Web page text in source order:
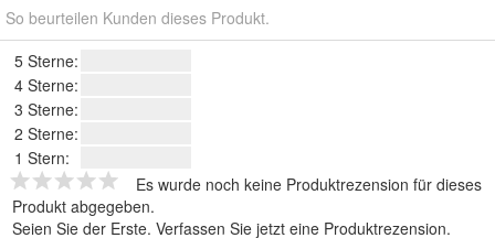
So beurteilen Kunden dieses Produkt.
5 Sterne:
4 Sterne:
3 Sterne:
2 Sterne:
1 Stern:
Es wurde noch keine Produktrezension für dieses
Produkt abgegeben.
Seien Sie der Erste. Verfassen Sie jetzt eine Produktrezension.